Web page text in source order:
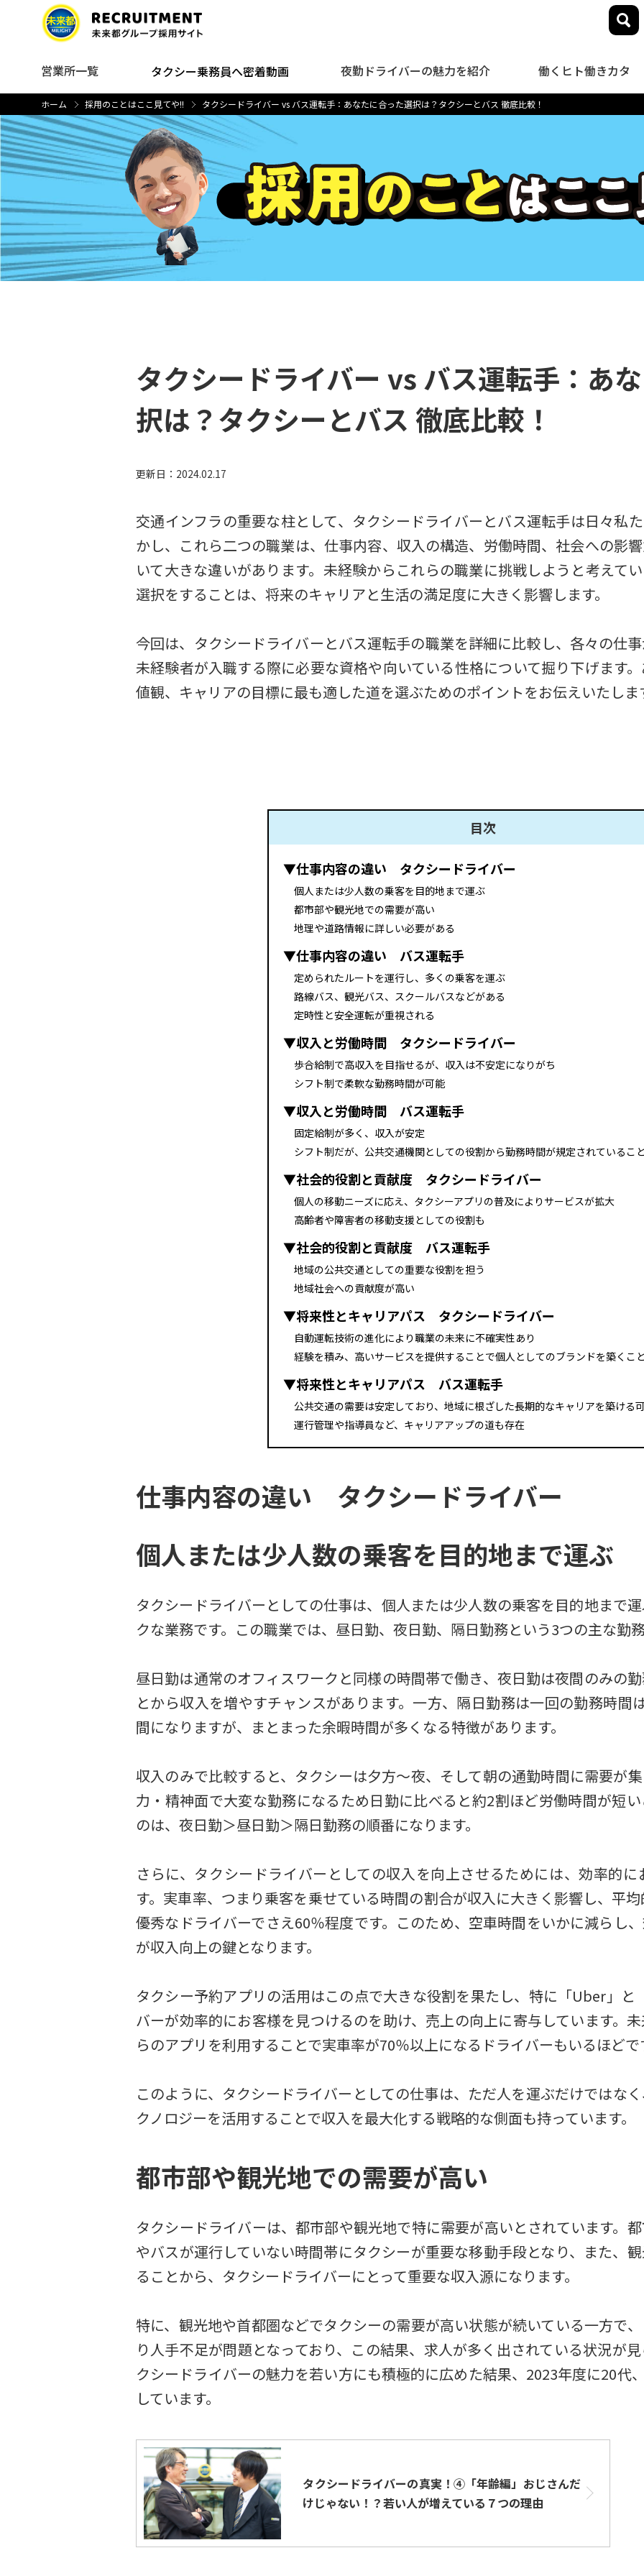
営業所一覧 タクシー乗務員へ密着動画 夜勤ドライバーの魅力を紹介 働くヒト働きカタ
close
ホーム 採用のことはここ見てや!! タクシードライバー vs バス運転手：あなたに合った選択は？タクシーとバス 徹底比較！
タクシードライバー vs バス運転手：あ
択は？タクシーとバス 徹底比較！
更新日： 2024.02.17
交通インフラの重要な柱として、タクシードライバーとバス運転手は日々私
かし、これら二つの職業は、仕事内容、収入の構造、労働時間、社会への影
いて大きな違いがあります。未経験からこれらの職業に挑戦しようと考えて
選択をすることは、将来のキャリアと生活の満足度に大きく影響します。
今回は、タクシードライバーとバス運転手の職業を詳細に比較し、各々の仕
未経験者が入職する際に必要な資格や向いている性格について掘り下げます
値観、キャリアの目標に最も適した道を選ぶためのポイントをお伝えいたしま
目次
▼仕事内容の違い タクシードライバー
個人または少人数の乗客を目的地まで運ぶ
都市部や観光地での需要が高い
地理や道路情報に詳しい必要がある
▼仕事内容の違い バス運転手
定められたルートを運行し、多くの乗客を運ぶ
路線バス、観光バス、スクールバスなどがある
定時性と安全運転が重視される
▼収入と労働時間 タクシードライバー
歩合給制で高収入を目指せるが、収入は不安定になりがち
シフト制で柔軟な勤務時間が可能
▼収入と労働時間 バス運転手
固定給制が多く、収入が安定
シフト制だが、公共交通機関としての役割から勤務時間が規定されているこ
▼社会的役割と貢献度 タクシードライバー
個人の移動ニーズに応え、タクシーアプリの普及によりサービスが拡大
高齢者や障害者の移動支援としての役割も
▼社会的役割と貢献度 バス運転手
地域の公共交通としての重要な役割を担う
地域社会への貢献度が高い
▼将来性とキャリアパス タクシードライバー
自動運転技術の進化により職業の未来に不確実性あり
経験を積み、高いサービスを提供することで個人としてのブランドを築くこ
▼将来性とキャリアパス バス運転手
公共交通の需要は安定しており、地域に根ざした長期的なキャリアを築ける
運行管理や指導員など、キャリアアップの道も存在
仕事内容の違い タクシードライバー
個人または少人数の乗客を目的地まで運ぶ
タクシードライバーとしての仕事は、個人または少人数の乗客を目的地まで
クな業務です。この職業では、昼日勤、夜日勤、隔日勤務という3つの主な勤
昼日勤は通常のオフィスワークと同様の時間帯で働き、夜日勤は夜間のみの
とから収入を増やすチャンスがあります。一方、隔日勤務は一回の勤務時間
間になりますが、まとまった余暇時間が多くなる特徴があります。
収入のみで比較すると、タクシーは夕方～夜、そして朝の通勤時間に需要が
力・精神面で大変な勤務になるため日勤に比べると約2割ほど労働時間が短
のは、夜日勤＞昼日勤＞隔日勤務の順番になります。
さらに、タクシードライバーとしての収入を向上させるためには、効率的
す。実車率、つまり乗客を乗せている時間の割合が収入に大きく影響し、平
優秀なドライバーでさえ60％程度です。このため、空車時間をいかに減らし
が収入向上の鍵となります。
タクシー予約アプリの活用はこの点で大きな役割を果たし、特に「Uber」と
バーが効率的にお客様を見つけるのを助け、売上の向上に寄与しています。
らのアプリを利用することで実車率が70％以上になるドライバーもいるほど
このように、タクシードライバーとしての仕事は、ただ人を運ぶだけではな
クノロジーを活用することで収入を最大化する戦略的な側面も持っています。
都市部や観光地での需要が高い
タクシードライバーは、都市部や観光地で特に需要が高いとされています。
やバスが運行していない時間帯にタクシーが重要な移動手段となり、また、
ることから、タクシードライバーにとって重要な収入源になります。
特に、観光地や首都圏などでタクシーの需要が高い状態が続いている一方で
り人手不足が問題となっており、この結果、求人が多く出されている状況が
クシードライバーの魅力を若い方にも積極的に広めた結果、2023年度に20代
しています。
タクシードライバーの真実！④「年齢編」おじさんだ
けじゃない！？若い人が増えている７つの理由